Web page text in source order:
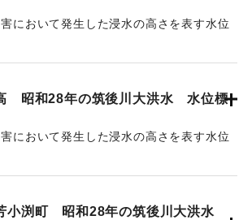
において発生した浸水の高さを表す水位
水位が示されている。
昭和28年の筑後川大洪水 水位標
において発生した浸水の高さを表す水位
置に水位が示されており、「T.P
いる。
小渕町 昭和28年の筑後川大洪水